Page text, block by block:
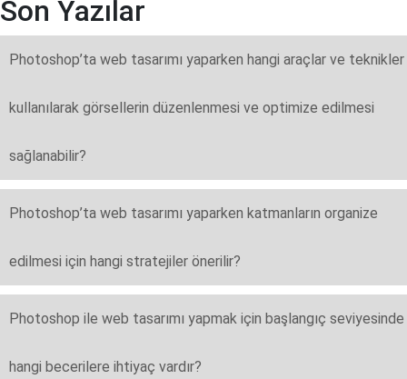
Son Yazılar
Photoshop’ta web tasarımı yaparken hangi araçlar ve teknikler
kullanılarak görsellerin düzenlenmesi ve optimize edilmesi
sağlanabilir?
Photoshop’ta web tasarımı yaparken katmanların organize
edilmesi için hangi stratejiler önerilir?
Photoshop ile web tasarımı yapmak için başlangıç seviyesinde
hangi becerilere ihtiyaç vardır?